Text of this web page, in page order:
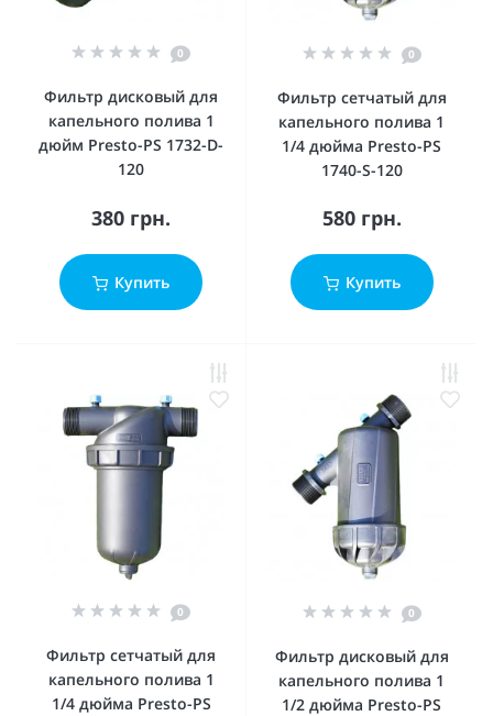
0
Фильтр дисковый для
капельного полива 1
дюйм Presto-PS 1732-D-
120
380 грн.
Купить
0
Фильтр сетчатый для
капельного полива 1
1/4 дюйма Presto-PS
1740-S-120
580 грн.
Купить
0
Фильтр сетчатый для
капельного полива 1
1/4 дюйма Presto-PS
0
Фильтр дисковый для
капельного полива 1
1/2 дюйма Presto-PS